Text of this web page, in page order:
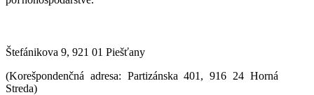
Štefánikova 9, 921 01 Piešťany
(Korešpondenčná adresa: Partizánska 401, 916 24 Horná
Streda)